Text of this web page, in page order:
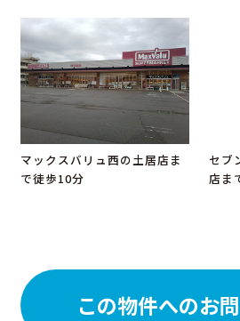
マックスバリュ西の土居店ま
で徒歩10分
セブ
店ま
この物件へのお